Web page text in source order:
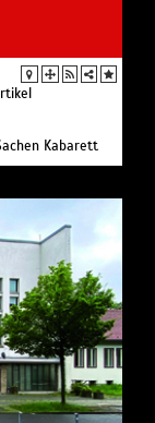
Kabarett